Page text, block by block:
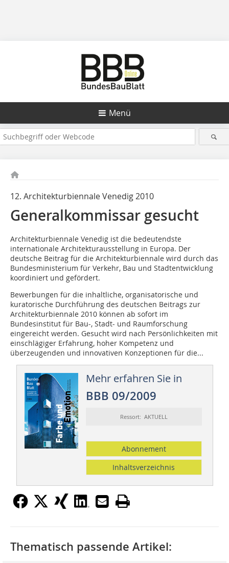
Menü
12. Architekturbiennale Venedig 2010
Generalkommissar gesucht
Architekturbiennale Venedig ist die bedeutendste
internationale Architekturausstellung in Europa. Der
deutsche Beitrag für die Architekturbiennale wird durch das
Bundesministerium für Verkehr, Bau und Stadtentwicklung
koordiniert und gefördert.
Bewerbungen für die inhaltliche, organisatorische und
kuratorische Durchführung des deutschen Beitrags zur
Architekturbiennale 2010 können ab sofort im
Bundesinstitut für Bau-, Stadt- und Raumforschung
eingereicht werden. Gesucht wird nach Persönlichkeiten mit
einschlägiger Erfahrung, hoher Kompetenz und
überzeugenden und innovativen Konzeptionen für die...
Mehr erfahren Sie in
BBB 09/2009
Ressort: AKTUELL
Abonnement
Inhaltsverzeichnis
Thematisch passende Artikel: